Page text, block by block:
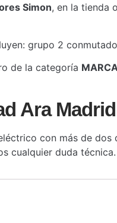
Simon, en la tienda
grupo 2
de la categoría
Ara Madrid
con más de
cualquier duda